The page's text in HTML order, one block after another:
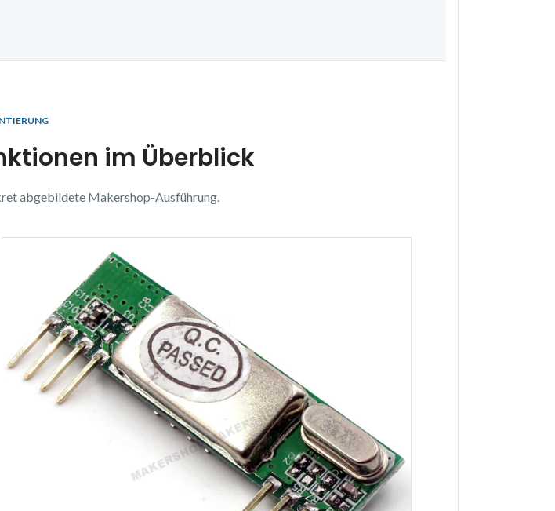
im Überblick
abgebildete Makershop-Ausführung.